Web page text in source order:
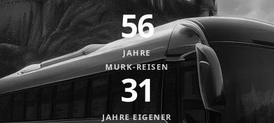
56
JAHRE
MURK-REISEN
31
JAHRE EIGENER